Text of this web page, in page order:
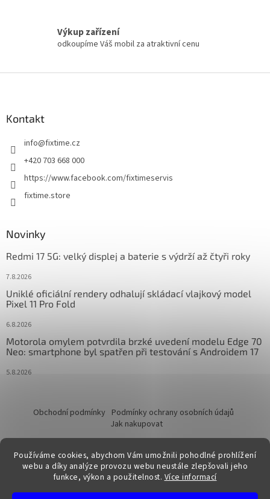
Používáme cookies, abychom Vám umožnili pohodlné prohlížení
webu a díky analýze provozu webu neustále zlepšovali jeho
funkce, výkon a použitelnost. Více informací
Výkup zařízení
odkoupíme Váš mobil za atraktivní cenu
Kontakt
info@fixtime.cz
+420 703 668 000
https://www.facebook.com/fixtimeservis
fixtime.store
Novinky
Redmi 17 5G: velký displej a baterie s výdrží až čtyři roky
7.8.2026
Uniklé oficiální rendery odhalují skládací vlajkový model
Pixel 11 Pro Fold
6.8.2026
Motorola omylem potvrdila brzké uvedení modelu Edge 70
Neo: smartphone byl spatřen při testování s Androidem 17
5.8.2026
Obchodní podmínky Podmínky ochrany osobních údajů
Jak nakupovat
Vytvořil Shoptet